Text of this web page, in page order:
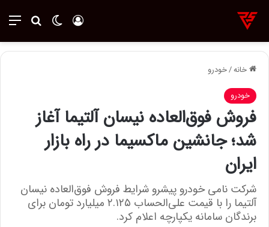
تغییر پوسته ورود
خانه/خودرو
خودرو
فروش فوق‌العاده نیسان آلتیما آغاز
شد؛ جانشین ماکسیما در راه بازار
ایران
شرکت نامی خودرو پیشرو شرایط فروش فوق‌العاده نیسان
آلتیما را با قیمت علی‌الحساب ۲.۱۲۵ میلیارد تومان برای
برندگان سامانه یکپارچه اعلام کرد.